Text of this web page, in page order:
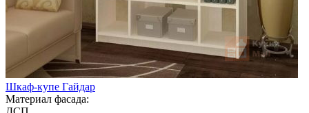
Шкаф-купе Гайдар
Материал фасада: